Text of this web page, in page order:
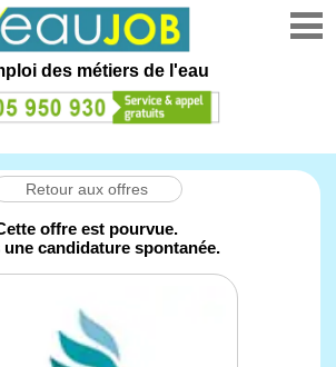
des métiers de l'eau
Retour aux offres
offre est pourvue.
une candidature spontanée.